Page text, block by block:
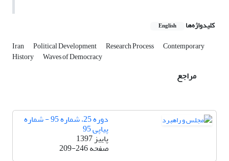
کلیدواژه‌ها English
Iran Political Development Research Process Contemporary
History Waves of Democracy
مراجع
دوره 25، شماره 95 - شماره
پیاپی 95
پاییز 1397
صفحه209-246